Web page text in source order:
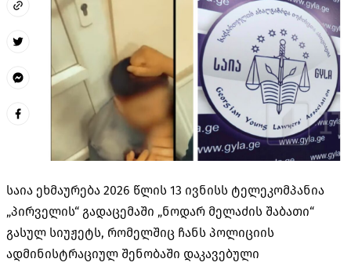
საია ეხმაურება 2026 წლის 13 ივნისს ტელეკომპანია
„პირველის“ გადაცემაში „ნოდარ მელაძის შაბათი“
გასულ სიუჟეტს, რომელშიც ჩანს პოლიციის
ადმინისტრაციულ შენობაში დაკავებული